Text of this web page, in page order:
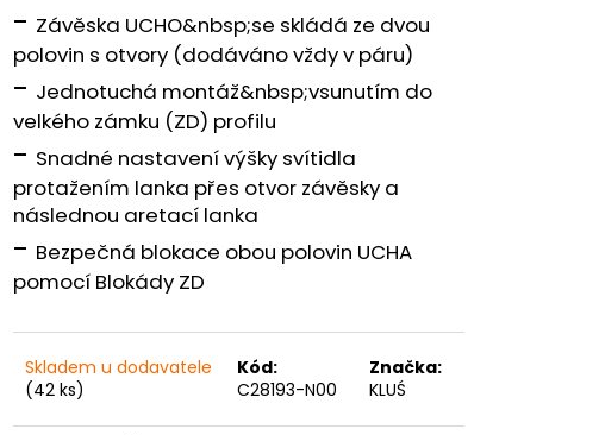
- Závěska UCHO&nbsp;se skládá ze dvou
polovin s otvory (dodáváno vždy v páru)
- Jednotuchá montáž&nbsp;vsunutím do
velkého zámku (ZD) profilu
- Snadné nastavení výšky svítidla
protažením lanka přes otvor závěsky a
následnou aretací lanka
- Bezpečná blokace obou polovin UCHA
pomocí Blokády ZD
Skladem u dodavatele
(42 ks)
Kód:
C28193-N00
Značka:
KLUŚ